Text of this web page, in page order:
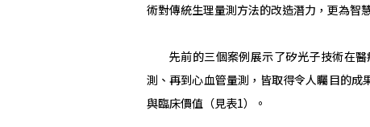
術對傳統生理量測方法的改造潛力，更為智
先前的三個案例展示了矽光子技術在醫
測、再到心血管量測，皆取得令人矚目的
與臨床價值（見表1）。